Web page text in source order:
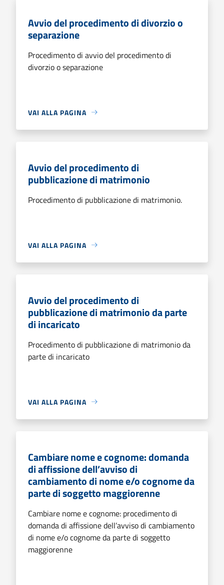
Avvio del procedimento di divorzio o
separazione
Procedimento di avvio del procedimento di
divorzio o separazione
VAI ALLA PAGINA
Avvio del procedimento di
pubblicazione di matrimonio
Procedimento di pubblicazione di matrimonio.
VAI ALLA PAGINA
Avvio del procedimento di
pubblicazione di matrimonio da parte
di incaricato
Procedimento di pubblicazione di matrimonio da
parte di incaricato
VAI ALLA PAGINA
Cambiare nome e cognome: domanda
di affissione dell’avviso di
cambiamento di nome e/o cognome da
parte di soggetto maggiorenne
Cambiare nome e cognome: procedimento di
domanda di affissione dell’avviso di cambiamento
di nome e/o cognome da parte di soggetto
maggiorenne